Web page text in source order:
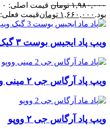
۱,۹۸۰,۰۰۰ تومان
بود. ۱,۶۶۰,۰۰۰ تومانقیمت فعلی: ۱,۶۶۰,۰۰۰ تومان.
ویپ پاد ایجیس بوست ۳ گیک ویپ
ویپ پاد آرگاس جی ۲ مینی ووپو
ویپ پاد آرگاس جی ۲ ووپو